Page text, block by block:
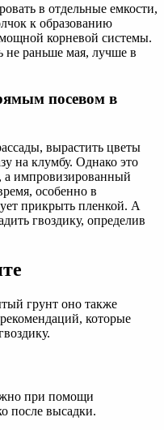
в отдельные емкости,
к образованию
корневой системы.
не раньше мая, лучше в
посевом в
вырастить цветы
на клумбу. Однако это
а импровизированный
особенно в
прикрыть пленкой. А
гвоздику, определив
грунт оно также
которые
при помощи
после высадки.